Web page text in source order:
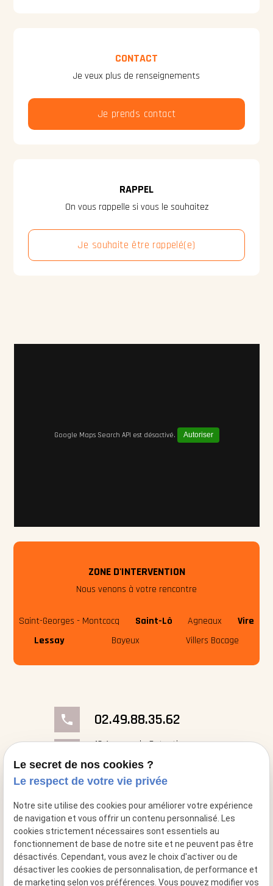
CONTACT
Je veux plus de renseignements
Je prends contact
RAPPEL
On vous rappelle si vous le souhaitez
Je souhaite être rappelé(e)
Google Maps Search API est désactivé. Autoriser
ZONE D'INTERVENTION
Nous venons à votre rencontre
Saint-Georges - Montcocq Saint-Lô Agneaux
Vire
Lessay
Bayeux Villers Bocage
phone 02.49.88.35.62
18 Avenue du Cotentin
50000 Saint-Georges- Montcocq
mail contact@cheminee-artflam.fr
Le secret de nos cookies ?
Le respect de votre vie privée
Notre site utilise des cookies pour améliorer votre expérience
de navigation et vous offrir un contenu personnalisé. Les
cookies strictement nécessaires sont essentiels au
fonctionnement de base de notre site et ne peuvent pas être
désactivés. Cependant, vous avez le choix d'activer ou de
désactiver les cookies de personnalisation, de performance et
de marketing selon vos préférences. Vous pouvez modifier vos